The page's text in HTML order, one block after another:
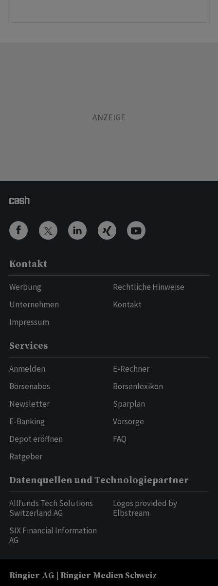
Kontakt
Werbung
Unternehmen
Impressum
Rechtliche Hinweise
Kontakt
Services
Anmelden
Börsenabos
Newsletter
E-Banking
Depot eröffnen
Ratgeber
E-Rechner
Börsenlexikon
Sparplan
Vorsorge
FAQ
Datenquellen und Technologiepartner
Allfunds Tech Solutions
Switzerland AG
SIX Financial Information
AG
Logos provided by
Elbstream
Ringier AG | Ringier Medien Schweiz